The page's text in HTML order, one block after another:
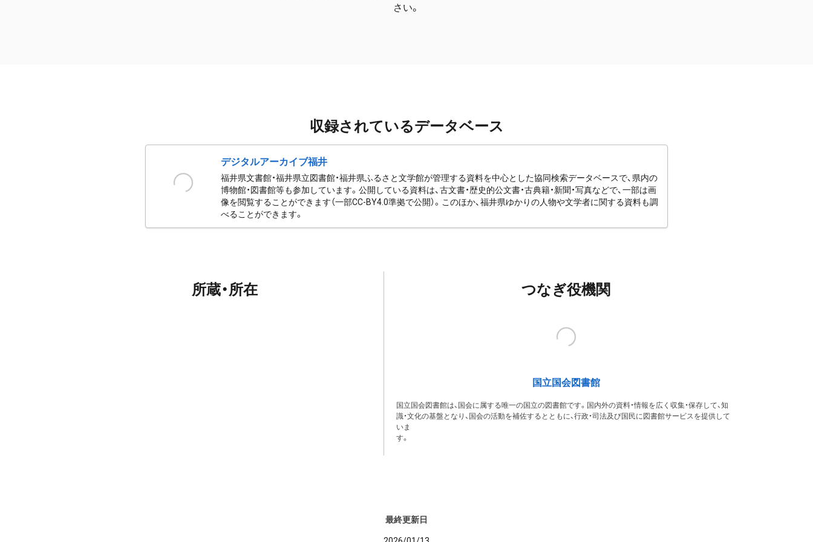
さい。
収録されているデータベース
デジタルアーカイブ福井
福井県文書館・福井県立図書館・福井県ふるさと文学館が管理する資料を中心とした協同検索データベースで、県内の
博物館・図書館等も参加しています。公開している資料は、古文書・歴史的公文書・古典籍・新聞・写真などで、一部は画
像を閲覧することができます（一部CC-BY4.0準拠で公開）。このほか、福井県ゆかりの人物や文学者に関する資料も調
べることができます。
所蔵・所在 つなぎ役機関
国立国会図書館
国立国会図書館は、国会に属する唯一の国立の図書館です。国内外の資料・情報を広く収集・保存して、知
識・文化の基盤となり、国会の活動を補佐するとともに、行政・司法及び国民に図書館サービスを提供して
いま
す。
最終更新日